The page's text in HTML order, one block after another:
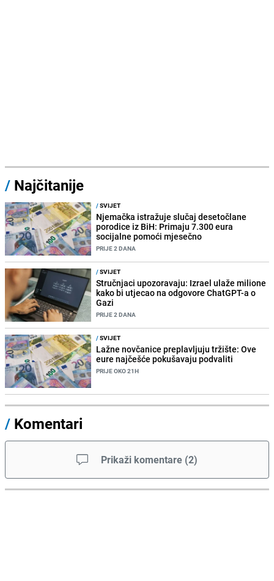
/ Najčitanije
/SVIJET
Njemačka istražuje slučaj desetočlane
porodice iz BiH: Primaju 7.300 eura
socijalne pomoći mjesečno
PRIJE 2 DANA
/SVIJET
Stručnjaci upozoravaju: Izrael ulaže milione
kako bi utjecao na odgovore ChatGPT-a o
Gazi
PRIJE 2 DANA
/SVIJET
Lažne novčanice preplavljuju tržište: Ove
eure najčešće pokušavaju podvaliti
PRIJE OKO 21H
/ Komentari
Prikaži komentare (2)